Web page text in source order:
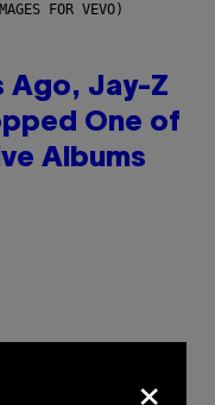
FOR VEVO)
Ago, Jay-Z
One of
Albums
×